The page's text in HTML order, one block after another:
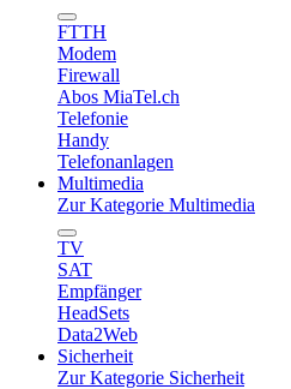
FTTH
Modem
Firewall
Abos MiaTel.ch
Telefonie
Handy
Telefonanlagen
Multimedia
Zur Kategorie Multimedia
TV
SAT
Empfänger
HeadSets
Data2Web
Sicherheit
Zur Kategorie Sicherheit